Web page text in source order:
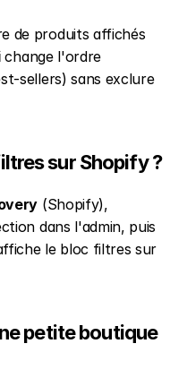
de produits affichés
change l'ordre
sellers) sans exclure
sur Shopify ?
(Shopify),
dans l'admin, puis
le bloc filtres sur
petite boutique